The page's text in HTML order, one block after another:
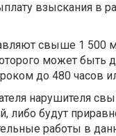
взыскания в
свыше 1 500
может быть
до 480 часов
нарушителя
либо будут
работы в